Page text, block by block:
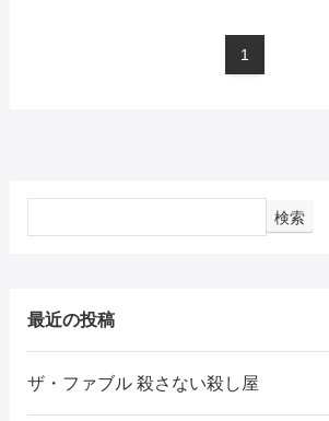
1
検索
最近の投稿
ザ・ファブル 殺さない殺し屋